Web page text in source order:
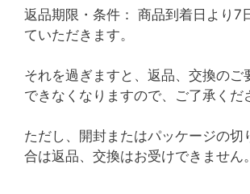
返品期限・条件： 商品到着日より7
ていただきます。
それを過ぎますと、返品、交換のご
できなくなりますので、ご了承くだ
ただし、開封またはパッケージの切
合は返品、交換はお受けできません。